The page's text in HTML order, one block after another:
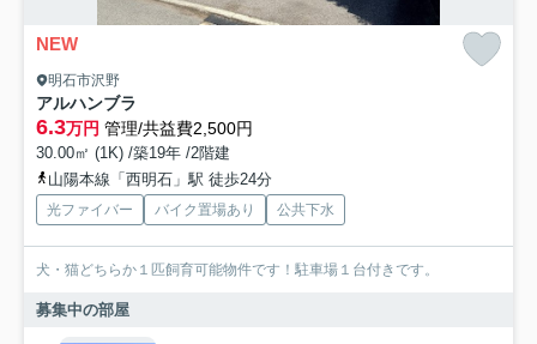
NEW
明石市沢野
アルハンブラ
6.3万円 管理/共益費2,500円
30.00㎡ (1K) /築19年 /2階建
山陽本線「西明石」駅 徒歩24分
光ファイバー バイク置場あり 公共下水
犬・猫どちらか１匹飼育可能物件です！駐車場１台付きです。
募集中の部屋